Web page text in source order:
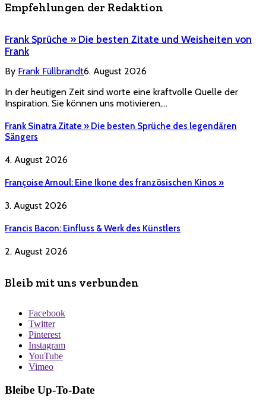
Empfehlungen der Redaktion
Frank Sprüche » Die besten Zitate und Weisheiten von
Frank
By Frank Füllbrandt6. August 2026
In der heutigen Zeit sind worte eine kraftvolle Quelle der
Inspiration. Sie können uns motivieren,…
Frank Sinatra Zitate » Die besten Sprüche des legendären
Sängers
4. August 2026
Françoise Arnoul: Eine Ikone des französischen Kinos »
3. August 2026
Francis Bacon: Einfluss & Werk des Künstlers
2. August 2026
Bleib mit uns verbunden
Facebook
Twitter
Pinterest
Instagram
YouTube
Vimeo
Bleibe Up-To-Date